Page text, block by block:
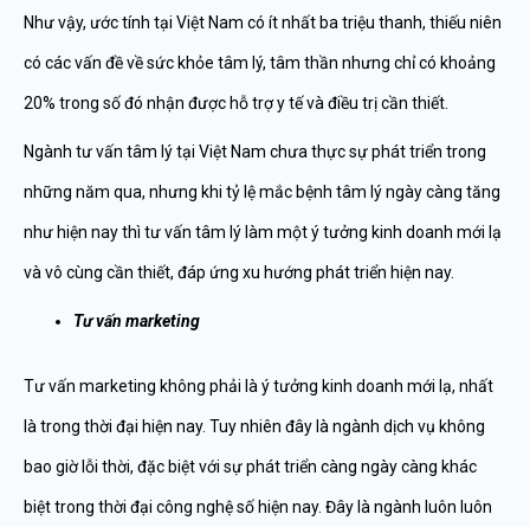
Như vậy, ước tính tại Việt Nam có ít nhất ba triệu thanh, thiếu niên
có các vấn đề về sức khỏe tâm lý, tâm thần nhưng chỉ có khoảng
20% trong số đó nhận được hỗ trợ y tế và điều trị cần thiết.
Ngành tư vấn tâm lý tại Việt Nam chưa thực sự phát triển trong
những năm qua, nhưng khi tỷ lệ mắc bệnh tâm lý ngày càng tăng
như hiện nay thì tư vấn tâm lý làm một ý tưởng kinh doanh mới lạ
và vô cùng cần thiết, đáp ứng xu hướng phát triển hiện nay.
Tư vấn marketing
Tư vấn marketing không phải là ý tưởng kinh doanh mới lạ, nhất
là trong thời đại hiện nay. Tuy nhiên đây là ngành dịch vụ không
bao giờ lỗi thời, đặc biệt với sự phát triển càng ngày càng khác
biệt trong thời đại công nghệ số hiện nay. Đây là ngành luôn luôn